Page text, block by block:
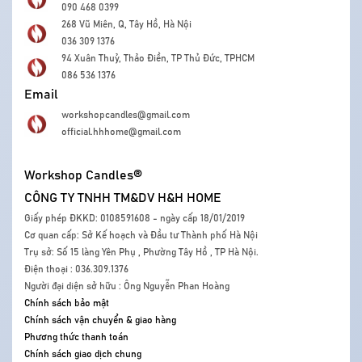
090 468 0399
268 Vũ Miên, Q, Tây Hồ, Hà Nội
036 309 1376
94 Xuân Thuỷ, Thảo Điền, TP Thủ Đức, TPHCM
086 536 1376
Email
workshopcandles@gmail.com
official.hhhome@gmail.com
Workshop Candles®
CÔNG TY TNHH TM&DV H&H HOME
Giấy phép ĐKKD: 0108591608 - ngày cấp 18/01/2019
Cơ quan cấp: Sở Kế hoạch và Đầu tư Thành phố Hà Nội
Trụ sở: Số 15 làng Yên Phụ , Phường Tây Hồ , TP Hà Nội.
Điện thoại : 036.309.1376
Người đại diện sở hữu : Ông Nguyễn Phan Hoàng
Chính sách bảo mật
Chính sách vận chuyển & giao hàng
Phương thức thanh toán
Chính sách giao dịch chung